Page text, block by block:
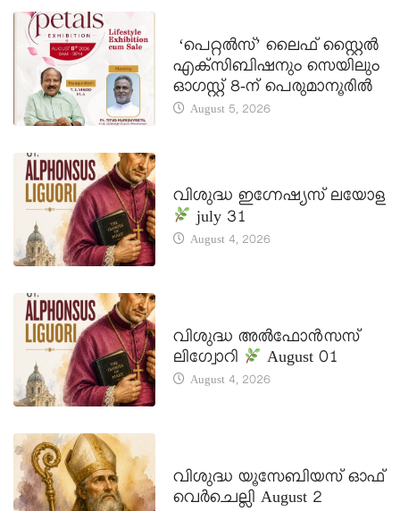
‘പെറ്റൽസ്’ ലൈഫ് സ്റ്റൈൽ
എക്സിബിഷനും സെയിലും
ഓഗസ്റ്റ് 8-ന് പെരുമാനൂരിൽ
August 5, 2026
വിശുദ്ധ ഇഗ്നേഷ്യസ് ലയോള
july 31
August 4, 2026
വിശുദ്ധ അൽഫോൻസസ്
ലിഗ്വോറി
August 01
August 4, 2026
വിശുദ്ധ യൂസേബിയസ് ഓഫ്
വെർചെല്ലി August 2